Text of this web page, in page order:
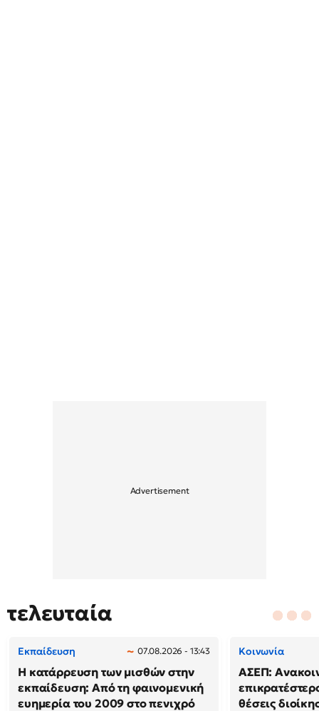
τελευταία
Εκπαίδευση 07.08.2026 - 13:43
Η κατάρρευση των μισθών στην
εκπαίδευση: Από τη φαινομενική
ευημερία του 2009 στο πενιχρό
Κοινωνία
ΑΣΕΠ:
θέσεις